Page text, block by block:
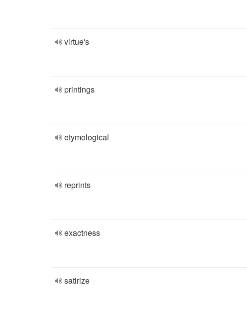
virtue's
printings
etymological
reprints
exactness
satirize